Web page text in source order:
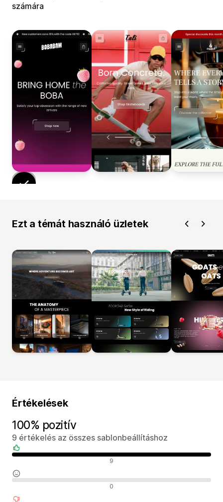
számára
Ezt a témát használó üzletek
Értékelések
100% pozitív
9 értékelés az összes sablonbeállításhoz
Pozitív értékelések 9
Semleges értékelések 0